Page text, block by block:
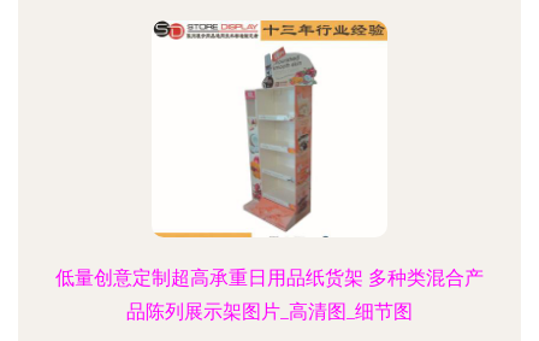
低量创意定制超高承重日用品纸货架 多种类混合产
品陈列展示架图片_高清图_细节图